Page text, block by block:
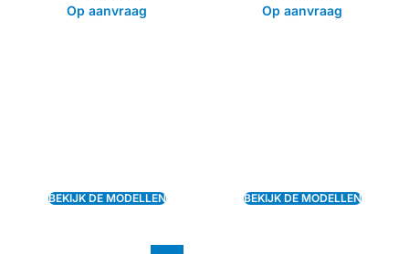
Op aanvraag
BEKIJK DE MODELLEN
Op aanvraag
BEKIJK DE MODELLEN